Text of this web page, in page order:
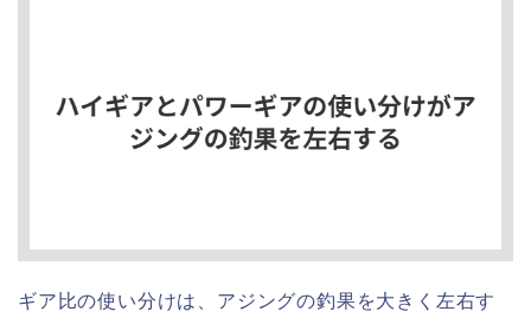
ギア比の使い分けは、アジングの釣果を大きく左右す